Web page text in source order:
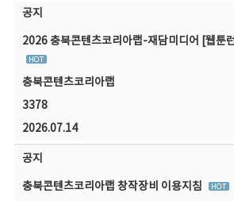
공지
2026 충북콘텐츠코리아랩-재담미디어 [웹툰
충북콘텐츠코리아랩
3378
2026.07.14
공지
충북콘텐츠코리아랩 창작장비 이용지침